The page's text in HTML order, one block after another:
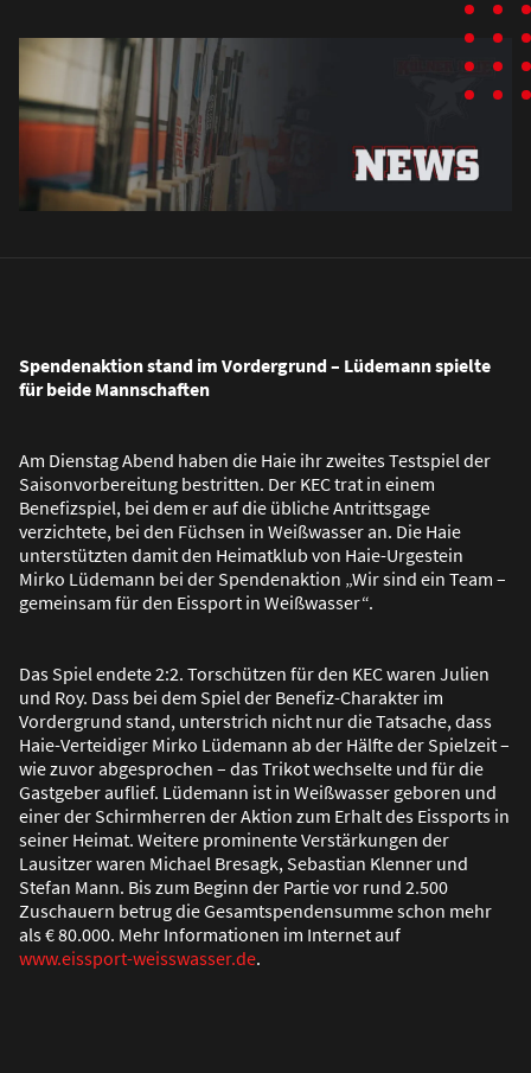
Spendenaktion stand im Vordergrund – Lüdemann spielte
für beide Mannschaften
Am Dienstag Abend haben die Haie ihr zweites Testspiel der
Saisonvorbereitung bestritten. Der KEC trat in einem
Benefizspiel, bei dem er auf die übliche Antrittsgage
verzichtete, bei den Füchsen in Weißwasser an. Die Haie
unterstützten damit den Heimatklub von Haie-Urgestein
Mirko Lüdemann bei der Spendenaktion „Wir sind ein Team –
gemeinsam für den Eissport in Weißwasser“.
Das Spiel endete 2:2. Torschützen für den KEC waren Julien
und Roy. Dass bei dem Spiel der Benefiz-Charakter im
Vordergrund stand, unterstrich nicht nur die Tatsache, dass
Haie-Verteidiger Mirko Lüdemann ab der Hälfte der Spielzeit –
wie zuvor abgesprochen – das Trikot wechselte und für die
Gastgeber auflief. Lüdemann ist in Weißwasser geboren und
einer der Schirmherren der Aktion zum Erhalt des Eissports in
seiner Heimat. Weitere prominente Verstärkungen der
Lausitzer waren Michael Bresagk, Sebastian Klenner und
Stefan Mann. Bis zum Beginn der Partie vor rund 2.500
Zuschauern betrug die Gesamtspendensumme schon mehr
als € 80.000. Mehr Informationen im Internet auf
www.eissport-weisswasser.de.